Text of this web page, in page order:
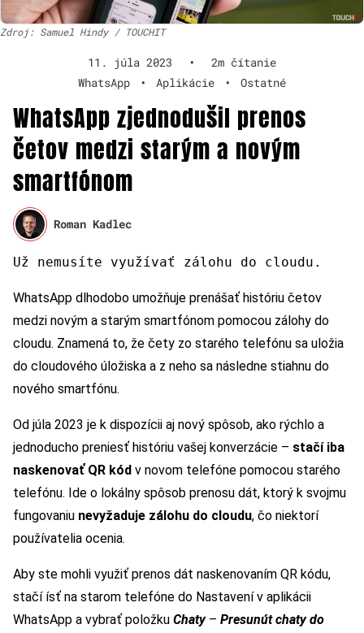
Zdroj: Samuel Hindy / TOUCHIT
11. júla 2023 •
2m čítanie
WhatsApp
• Aplikácie • Ostatné
WhatsApp zjednodušil prenos
četov medzi starým a novým
smartfónom
Roman Kadlec
Už nemusíte využívať zálohu do cloudu.
WhatsApp dlhodobo umožňuje prenášať históriu četov
medzi novým a starým smartfónom pomocou zálohy do
cloudu. Znamená to, že čety zo starého telefónu sa uložia
do cloudového úložiska a z neho sa následne stiahnu do
nového smartfónu.
Od júla 2023 je k dispozícii aj nový spôsob, ako rýchlo a
jednoducho preniesť históriu vašej konverzácie – stačí iba
naskenovať QR kód v novom telefóne pomocou starého
telefónu. Ide o lokálny spôsob prenosu dát, ktorý k svojmu
fungovaniu nevyžaduje zálohu do cloudu, čo niektorí
používatelia ocenia.
Aby ste mohli využiť prenos dát naskenovaním QR kódu,
stačí ísť na starom telefóne do Nastavení v aplikácii
WhatsApp a vybrať položku Chaty– Presunút chaty do